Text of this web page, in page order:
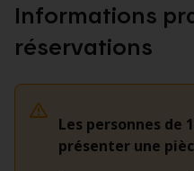
Informations
réservations
Les personnes de
présenter une